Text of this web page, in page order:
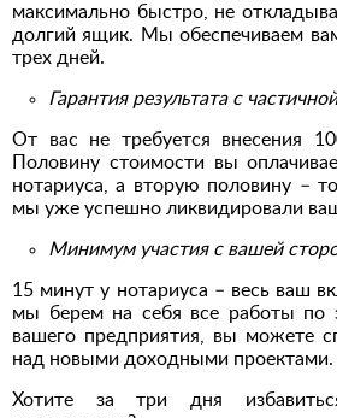
максимально быстро, не
долгий ящик. Мы обеспечиваем вам
трех дней.
Гарантия результата с
От вас не требуется внесения
Половину стоимости вы
нотариуса, а вторую половину –
мы уже успешно ликвидировали
Минимум участия с вашей
15 минут у нотариуса – весь ваш
мы берем на себя все работы по
вашего предприятия, вы можете
над новыми доходными проектами.
Хотите за три дня